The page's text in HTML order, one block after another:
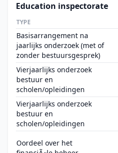
Education inspectorate
TYPE
Basisarrangement na
jaarlijks onderzoek (met of
zonder bestuursgesprek)
Vierjaarlijks onderzoek
bestuur en
scholen/opleidingen
Vierjaarlijks onderzoek
bestuur en
scholen/opleidingen
Oordeel over het